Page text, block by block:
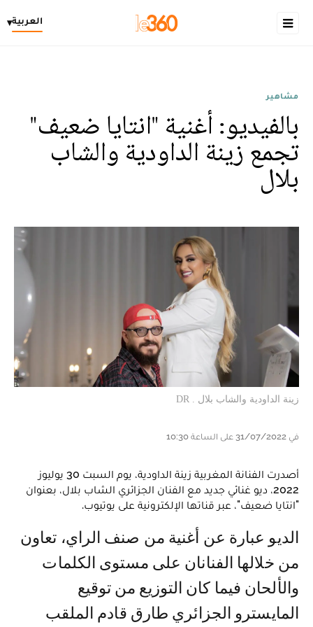
العربية▾
مشاهير
بالفيديو: أغنية "انتايا ضعيف"
تجمع زينة الداودية والشاب
بلال
زينة الداودية والشاب بلال . DR
في 31/07/2022 على الساعة 10:30
أصدرت الفنانة المغربية زينة الداودية، يوم السبت 30 يوليوز
2022، ديو غنائي جديد مع الفنان الجزائري الشاب بلال، بعنوان
"انتايا ضعيف"، عبر قناتها الإلكترونية على يوتيوب.
من خلالها الفنانان على مستوى الكلمات
والألحان فيما كان التوزيع من توقيع
المايسترو الجزائري طارق قادم الملقب